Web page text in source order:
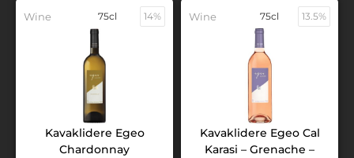
Wine 75cl 14%
Kavaklidere Egeo
Chardonnay
Wine 75cl 13.5%
Kavaklidere Egeo Cal
Karasi – Grenache –